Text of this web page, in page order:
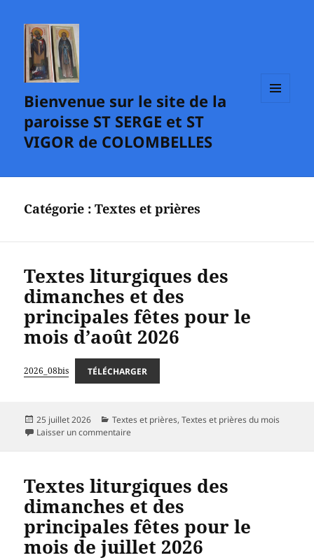
Bienvenue sur le site de la
paroisse ST SERGE et ST
VIGOR de COLOMBELLES
Catégorie :Textes et prières
Textes liturgiques des
dimanches et des
principales fêtes pour le
mois d’août 2026
2026_08bis TÉLÉCHARGER
Publié
le
25 juillet 2026 Catégories
Textes et prières,Textes et prières du mois
Laisser un commentairesur Textes liturgiques des dimanches et des
Textes liturgiques des
dimanches et des
principales fêtes pour le
mois de juillet 2026